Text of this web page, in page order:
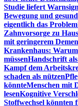
Studie liefert
Bewegung und
eigentlich das
Zahnvorsorge zu
mit geringerem
Krankenhaus:
müssenHandschrift
Kampf dem
schaden als nützen
könnteMenschen mit
lesenKognitive
Stoffwechsel könnten